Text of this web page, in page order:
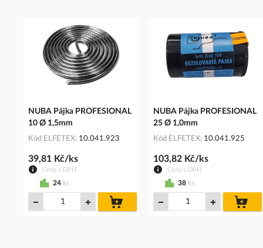
NUBA Pájka PROFESIONAL
10 Ø 1,5mm
Kód ELFETEX 10.041.923
Cena s DPH
39,81 Kč/ks
24 ks
košíku
NUBA Pájka PROFESIONAL
25 Ø 1,0mm
Kód ELFETEX 10.041.925
Cena s DPH
103,82 Kč/ks
38 ks